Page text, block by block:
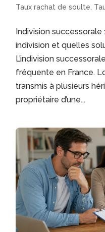
Taux rachat de soulte,
Indivision
indivision et quelles
L’indivision
fréquente en France.
transmis à plusieurs
propriétaire d’une...